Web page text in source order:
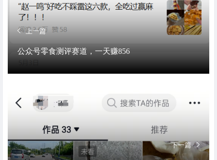
上一篇
公众号零食测评赛道，一天赚856
下一篇